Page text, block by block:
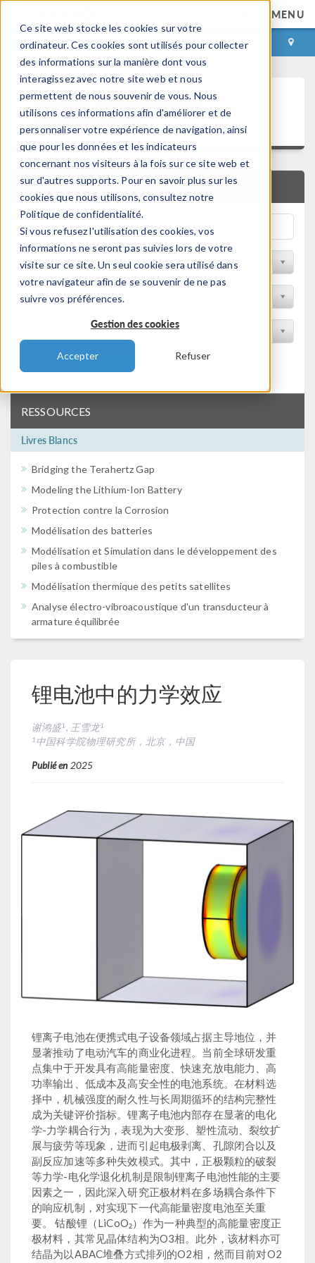
Ce site web stocke les cookies sur votre
ordinateur. Ces cookies sont utilisés pour collecter
des informations sur la manière dont vous
interagissez avec notre site web et nous
permettent de nous souvenir de vous. Nous
utilisons ces informations afin d'améliorer et de
personnaliser votre expérience de navigation, ainsi
que pour les données et les indicateurs
concernant nos visiteurs à la fois sur ce site web et
sur d'autres supports. Pour en savoir plus sur les
cookies que nous utilisons, consultez notre
Politique de confidentialité.
Si vous refusez l'utilisation des cookies, vos
informations ne seront pas suivies lors de votre
visite sur ce site. Un seul cookie sera utilisé dans
votre navigateur afin de se souvenir de ne pas
suivre vos préférences.
Gestion des cookies
Accepter Refuser
MENU
CONNEXION CONTACT
Articles techniques et
présentations
RECHERCHE RAPIDE
Filtrer par domaine physique
Filtrer par Industrie
Filtrer par conférence
RESSOURCES
Livres Blancs
Bridging the Terahertz Gap
Modeling the Lithium-Ion Battery
Protection contre la Corrosion
Modélisation des batteries
Modélisation et Simulation dans le développement des
piles à combustible
Modélisation thermique des petits satellites
Analyse électro-vibroacoustique d'un transducteur à
armature équilibrée
锂电池中的力学效应
谢鸿盛1, 王雪龙1
1中国科学院物理研究所，北京，中国
Publié en 2025
锂离子电池在便携式电子设备领域占据主导地位，并
显著推动了电动汽车的商业化进程。当前全球研发重
点集中于开发具有高能量密度、快速充放电能力、高
功率输出、低成本及高安全性的电池系统。在材料选
择中，机械强度的耐久性与长周期循环的结构完整性
成为关键评价指标。锂离子电池内部存在显著的电化
学-力学耦合行为，表现为大变形、塑性流动、裂纹扩
展与疲劳等现象，进而引起电极剥离、孔隙闭合以及
副反应加速等多种失效模式。其中，正极颗粒的破裂
等力学-电化学退化机制是限制锂离子电池性能的主要
因素之一，因此深入研究正极材料在多场耦合条件下
的响应机制，对实现下一代高能量密度电池至关重
要。 钴酸锂（LiCoO₂）作为一种典型的高能量密度正
极材料，其常见晶体结构为O3相。此外，该材料亦可
结晶为以ABAC堆叠方式排列的O2相，然而目前对O2